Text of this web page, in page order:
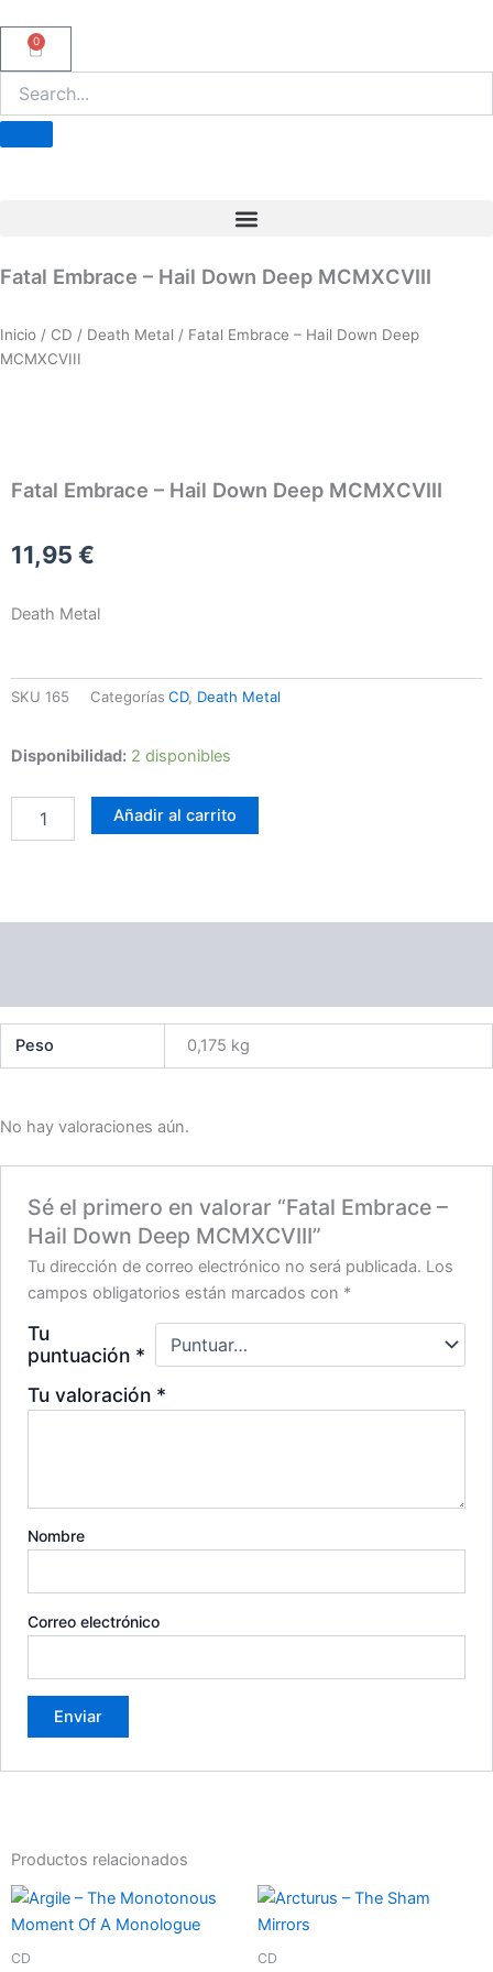
0
Carrito
Fatal Embrace – Hail Down Deep MCMXCVIII
Inicio / CD / Death Metal / Fatal Embrace – Hail Down Deep
MCMXCVIII
Fatal Embrace – Hail Down Deep MCMXCVIII
11,95 €
Death Metal
SKU 165 Categorías CD, Death Metal
Disponibilidad: 2 disponibles
Fatal
–
Down
Añadir al carrito
Peso 0,175 kg
No hay valoraciones aún.
Sé el primero en valorar “Fatal Embrace –
Hail Down Deep MCMXCVIII”
Tu dirección de correo electrónico no será publicada. Los
campos obligatorios están marcados con *
Tu
puntuación *
Tu valoración *
Nombre
Correo electrónico
Productos relacionados
CD CD